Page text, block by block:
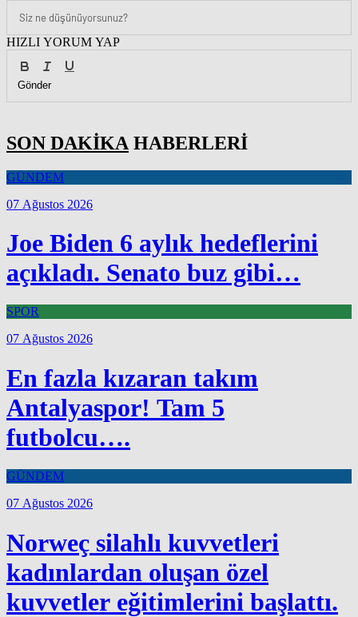
HIZLI YORUM YAP
Gönder
SON DAKİKA HABERLERİ
GÜNDEM
07 Ağustos 2026
Joe Biden 6 aylık hedeflerini
açıkladı. Senato buz gibi…
SPOR
07 Ağustos 2026
En fazla kızaran takım
Antalyaspor! Tam 5
futbolcu….
GÜNDEM
07 Ağustos 2026
Norweç silahlı kuvvetleri
kadınlardan oluşan özel
kuvvetler eğitimlerini başlattı.